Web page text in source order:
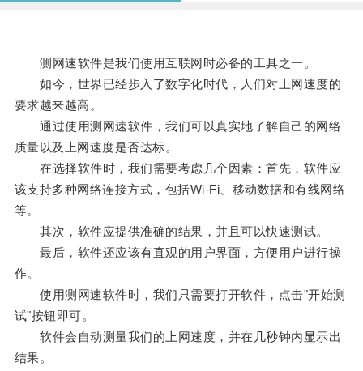
测网速软件是我们使用互联网时必备的工具之一。
如今，世界已经步入了数字化时代，人们对上网速度的
要求越来越高。
通过使用测网速软件，我们可以真实地了解自己的网络
质量以及上网速度是否达标。
在选择软件时，我们需要考虑几个因素：首先，软件应
该支持多种网络连接方式，包括Wi-Fi、移动数据和有线网络
等。
其次，软件应提供准确的结果，并且可以快速测试。
最后，软件还应该有直观的用户界面，方便用户进行操
作。
使用测网速软件时，我们只需要打开软件，点击"开始测
试"按钮即可。
软件会自动测量我们的上网速度，并在几秒钟内显示出
结果。